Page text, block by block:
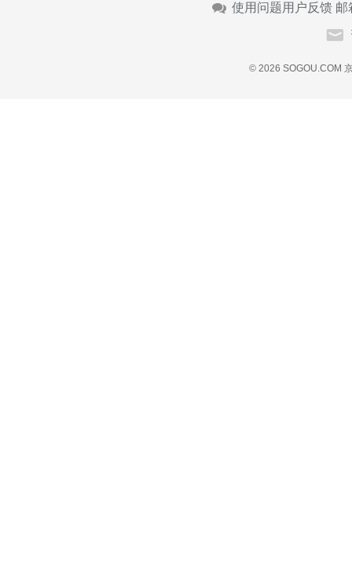
使用问题用户反馈 邮
© 2026 SOGOU.COM